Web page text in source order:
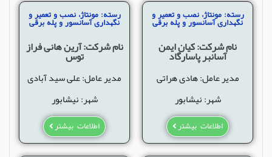
رسته: مونتاژ، نصب و تعمیر و
نگهداری آسانسور و پله برقی
نام شرکت: کیان ایمن
آسانبر پاسارگاد
مدیر عامل: هادی هراتی
شهر: نیشابور
اطلاعات بیشتر
رسته: مونتاژ، نصب و تعمیر و
نگهداری آسانسور و پله برقی
نام شرکت: آرین هانی فراز
توس
مدیر عامل: علی سید آبادی
شهر: نیشابور
اطلاعات بیشتر